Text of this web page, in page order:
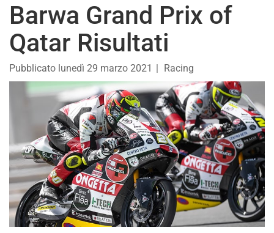
Barwa Grand Prix of
Qatar Risultati
Pubblicato lunedì 29 marzo 2021 Racing